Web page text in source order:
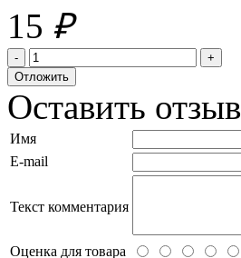
15 ₽
Оставить отзыв
Имя
E-mail
Текст комментария
Оценка для товара